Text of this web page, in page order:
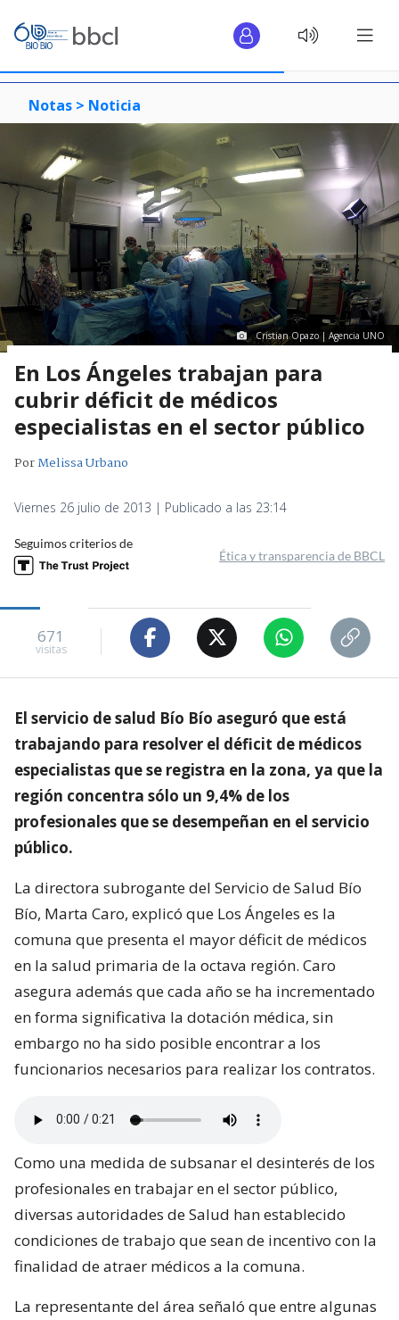
Notas > Noticia
Cristian Opazo | Agencia UNO
En Los Ángeles trabajan para
cubrir déficit de médicos
especialistas en el sector público
PorMelissa Urbano
Viernes 26 julio de 2013 | Publicado a las 23:14
Seguimos criterios de
Ética y transparencia de BBCL
671
visitas
El servicio de salud Bío Bío aseguró que está
trabajando para resolver el déficit de médicos
especialistas que se registra en la zona, ya que la
región concentra sólo un 9,4% de los
profesionales que se desempeñan en el servicio
público.
La directora subrogante del Servicio de Salud Bío
Bío, Marta Caro, explicó que Los Ángeles es la
comuna que presenta el mayor déficit de médicos
en la salud primaria de la octava región. Caro
asegura además que cada año se ha incrementado
en forma significativa la dotación médica, sin
embargo no ha sido posible encontrar a los
funcionarios necesarios para realizar los contratos.
Como una medida de subsanar el desinterés de los
profesionales en trabajar en el sector público,
diversas autoridades de Salud han establecido
condiciones de trabajo que sean de incentivo con la
finalidad de atraer médicos a la comuna.
La representante del área señaló que entre algunas